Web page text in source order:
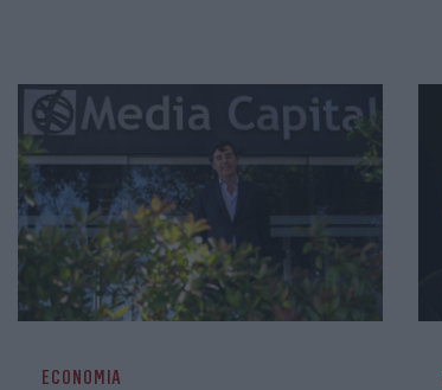
ECONOMIA